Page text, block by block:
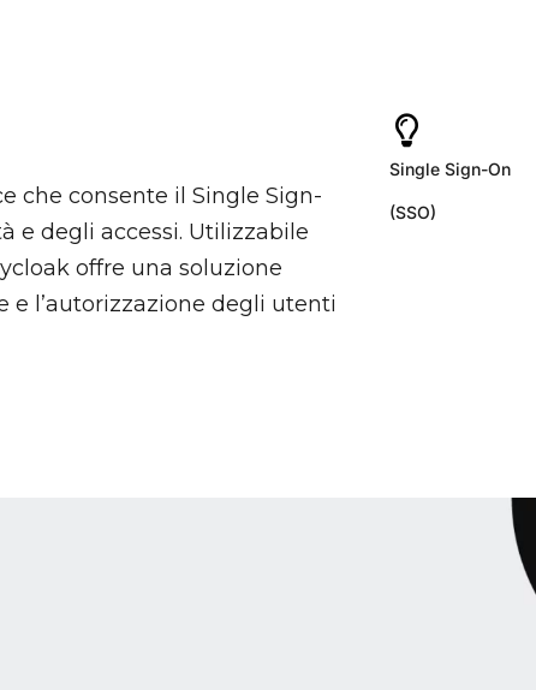
che consente il Single Sign-
e degli accessi. Utilizzabile
offre una soluzione
e l’autorizzazione degli utenti
Single Sign-On
(SSO)